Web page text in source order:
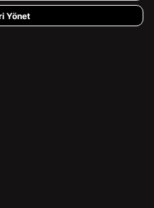
Yönet